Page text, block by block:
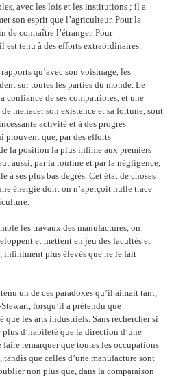
avec les lois et les institutions ; il a
son esprit que l’agriculteur. Pour la
de connaître l’étranger. Pour
est tenu à des efforts extraordinaires.
qu’avec son voisinage, les
sur toutes les parties du monde. Le
confiance de ses compatriotes, et une
menacer son existence et sa fortune, sont
activité et à des progrès
que, par des efforts
la position la plus infime aux premiers
aussi, par la routine et par la négligence,
à ses plus bas degrés. Cet état de choses
énergie dont on n’aperçoit nulle trace
les travaux des manufactures, on
et mettent en jeu des facultés et
infiniment plus élevés que ne le fait
un de ces paradoxes qu’il aimait tant,
lorsqu’il a prétendu que
les arts industriels. Sans rechercher si
d’habileté que la direction d’une
remarquer que toutes les occupations
tandis que celles d’une manufacture sont
non plus que, dans la comparaison